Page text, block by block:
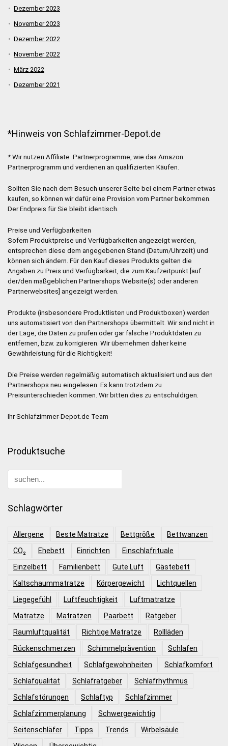
Dezember 2023
November 2023
Dezember 2022
November 2022
März 2022
Dezember 2021
*Hinweis von Schlafzimmer-Depot.de
* Wir nutzen Affiliate Partnerprogramme, wie das Amazon
Partnerprogramm und verdienen an qualifizierten Käufen.
Sollten Sie nach dem Besuch unserer Seite bei einem Partner etwas
kaufen, so können wir dafür eine Provision vom Partner bekommen.
Der Endpreis für Sie bleibt identisch.
Preise und Verfügbarkeiten
Sofern Produktpreise und Verfügbarkeiten angezeigt werden,
entsprechen diese dem angegebenen Stand (Datum/Uhrzeit) und
können sich ändern. Für den Kauf dieses Produkts gelten die
Angaben zu Preis und Verfügbarkeit, die zum Kaufzeitpunkt [auf
der/den maßgeblichen Partnershops Website(s) oder anderen
Partnerwebsites] angezeigt werden.
Produkte (insbesondere Produktlisten und Produktboxen) werden
uns automatisiert von den Partnershops übermittelt. Wir sind nicht in
der Lage, die Daten zu prüfen oder gar falsche Produktdaten zu
entfernen, bzw. zu korrigieren. Wir übernehmen daher keine
Gewährleistung für die Richtigkeit!
Die Preise werden regelmäßig automatisch aktualisiert und aus den
Partnershops neu eingelesen. Es kann trotzdem zu
Preisunterschieden kommen. Wir bitten dies zu entschuldigen.
Ihr Schlafzimmer-Depot.de Team
Produktsuche
Schlagwörter
Allergene Beste Matratze Bettgröße
Bettwanzen
CO₂
Ehebett Einrichten
Einschlafrituale
Einzelbett
Familienbett Gute Luft
Gästebett
Kaltschaummatratze
Körpergewicht
Lichtquellen
Liegegefühl
Luftfeuchtigkeit
Luftmatratze
Matratze
Matratzen Paarbett
Ratgeber
Raumluftqualität
Richtige Matratze
Rollläden
Rückenschmerzen
Schimmelprävention
Schlafen
Schlafgesundheit
Schlafgewohnheiten
Schlafkomfort
Schlafqualität
Schlafratgeber
Schlafrhythmus
Schlafstörungen
Schlaftyp
Schlafzimmer
Schlafzimmerplanung
Schwergewichtig
Seitenschläfer
Tipps Trends
Wirbelsäule